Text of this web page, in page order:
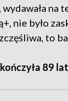
na
nie było
to
89